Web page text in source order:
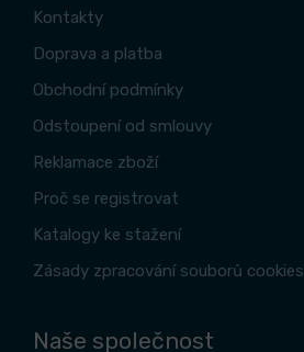
Kontakty
Doprava a platba
Obchodní podmínky
Odstoupení od smlouvy
Reklamace zboží
Proč se registrovat
Katalogy ke stažení
Zásady zpracování souborů cookies
Naše společnost